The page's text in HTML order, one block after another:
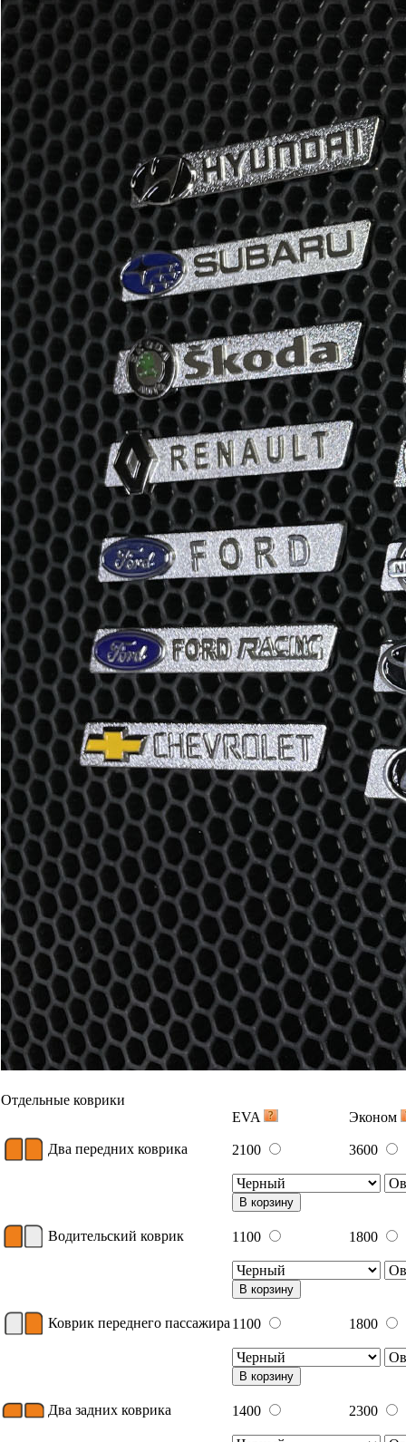
Отдельные коврики
EVA
Эконом
Два передних коврика 2100 3600
В корзину
Водительский коврик 1100 1800
В корзину
Коврик переднего пассажира 1100 1800
В корзину
Два задних коврика 1400 2300